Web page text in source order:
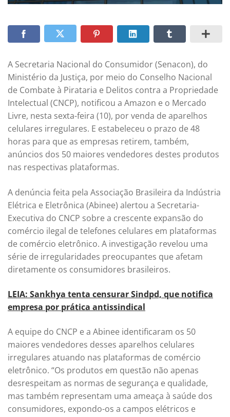
A Secretaria Nacional do Consumidor (Senacon), do
Ministério da Justiça, por meio do Conselho Nacional
de Combate à Pirataria e Delitos contra a Propriedade
Intelectual (CNCP), notificou a Amazon e o Mercado
Livre, nesta sexta-feira (10), por venda de aparelhos
celulares irregulares. E estabeleceu o prazo de 48
horas para que as empresas retirem, também,
anúncios dos 50 maiores vendedores destes produtos
nas respectivas plataformas.
A denúncia feita pela Associação Brasileira da Indústria
Elétrica e Eletrônica (Abinee) alertou a Secretaria-
Executiva do CNCP sobre a crescente expansão do
comércio ilegal de telefones celulares em plataformas
de comércio eletrônico. A investigação revelou uma
série de irregularidades preocupantes que afetam
diretamente os consumidores brasileiros.
LEIA: Sankhya tenta censurar Sindpd, que notifica
empresa por prática antissindical
A equipe do CNCP e a Abinee identificaram os 50
maiores vendedores desses aparelhos celulares
irregulares atuando nas plataformas de comércio
eletrônico. “Os produtos em questão não apenas
desrespeitam as normas de segurança e qualidade,
mas também representam uma ameaça à saúde dos
consumidores, expondo-os a campos elétricos e